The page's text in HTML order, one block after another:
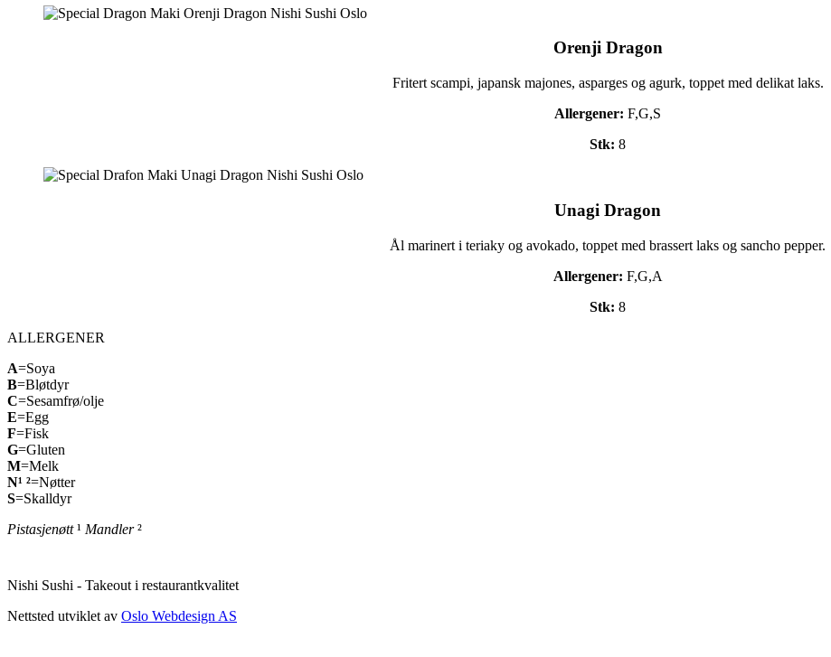
Orenji Dragon
Fritert scampi, japansk majones, asparges og agurk, toppet med delikat laks.
Allergener: F,G,S
Stk: 8
Unagi Dragon
Ål marinert i teriaky og avokado, toppet med brassert laks og sancho pepper.
Allergener: F,G,A
Stk: 8
ALLERGENER
A=Soya
B=Bløtdyr
C=Sesamfrø/olje
E=Egg
F=Fisk
G=Gluten
M=Melk
N¹ ²=Nøtter
S=Skalldyr
Pistasjenøtt¹ Mandler²
Nishi Sushi - Takeout i restaurantkvalitet
Nettsted utviklet av Oslo Webdesign AS